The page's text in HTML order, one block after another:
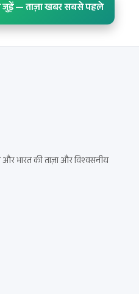
जुड़ें — ताज़ा खबर सबसे पहले
भारत की ताज़ा और विश्वसनीय